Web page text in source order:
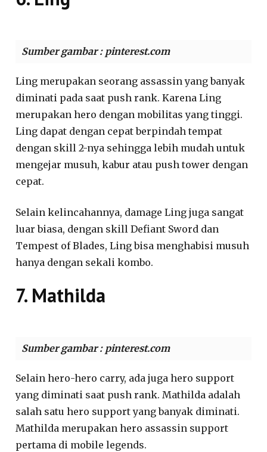
Sumber gambar : pinterest.com
Ling merupakan seorang assassin yang banyak
diminati pada saat push rank. Karena Ling
merupakan hero dengan mobilitas yang tinggi.
Ling dapat dengan cepat berpindah tempat
dengan skill 2-nya sehingga lebih mudah untuk
mengejar musuh, kabur atau push tower dengan
cepat.
Selain kelincahannya, damage Ling juga sangat
luar biasa, dengan skill Defiant Sword dan
Tempest of Blades, Ling bisa menghabisi musuh
hanya dengan sekali kombo.
7. Mathilda
Sumber gambar : pinterest.com
Selain hero-hero carry, ada juga hero support
yang diminati saat push rank. Mathilda adalah
salah satu hero support yang banyak diminati.
Mathilda merupakan hero assassin support
pertama di mobile legends.